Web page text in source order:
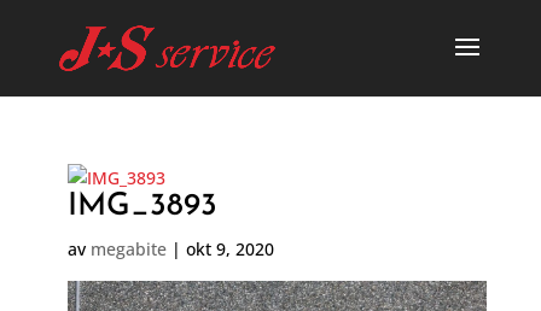
IMG_3893
av megabite| okt 9, 2020